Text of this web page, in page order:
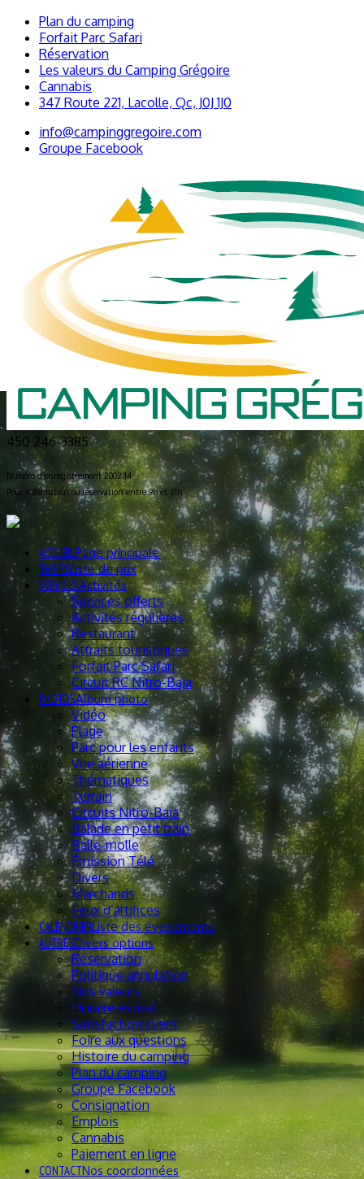
Plan du camping
Forfait Parc Safari
Réservation
Les valeurs du Camping Grégoire
Cannabis
347 Route 221, Lacolle, Qc, J0J 1J0
info@campinggregoire.com
Groupe Facebook
450 246-3385
Numéro d’enregistrement 200244
Pour information ou réservation entre 9h et 21h
ACCUEILPage principale
TARIFSListe de prix
SERVICESActivités
Services offerts
Activités régulières
Restaurant
Attraits touristiques
Forfait Parc Safari
Circuit RC Nitro-Baja
PHOTOSAlbum photo
Vidéo
Plage
Parc pour les enfants
Vue aérienne
Thématiques
Terrain
Circuits Nitro-Baja
Balade en petit train
Balle-molle
Émission Télé
Divers
Marchands
Feux d’artifices
CALENDRIERListe des évenements
AUTRESDivers options
Réservation
Politique annulation
Nos valeurs
Horaire estival
Satisfaction client
Foire aux questions
Histoire du camping
Plan du camping
Groupe Facebook
Consignation
Emplois
Cannabis
Paiement en ligne
CONTACTNos coordonnées